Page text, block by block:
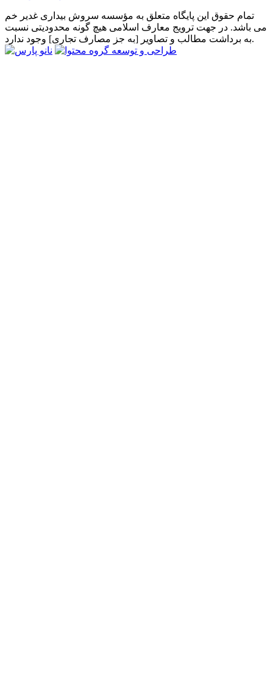
تمام حقوق این پایگاه متعلق به مؤسسه سروش بیداری غدیر خم
می باشد. در جهت ترویج معارف اسلامی هیچ گونه محدودیتی نسبت
به برداشت مطالب و تصاویر [به جز مصارف تجاری] وجود ندارد.